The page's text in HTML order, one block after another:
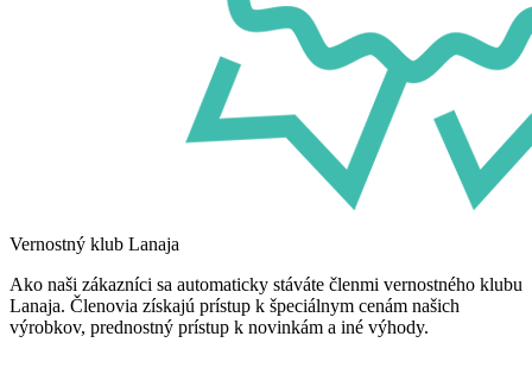
Vernostný klub Lanaja
Ako naši zákazníci sa automaticky stáváte členmi vernostného klubu
Lanaja. Členovia získajú prístup k špeciálnym cenám našich
výrobkov, prednostný prístup k novinkám a iné výhody.